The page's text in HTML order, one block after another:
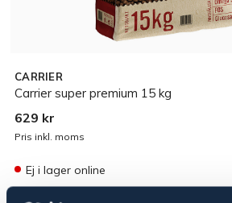
CARRIER
Carrier super premium 15 kg
629 kr
Pris inkl. moms
Ej i lager online